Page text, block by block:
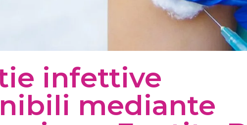
infettive
mediante